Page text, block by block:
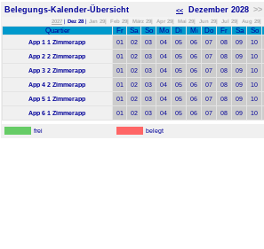
Belegungs-Kalender-Übersicht << Dezember 2028 >>
2027 | Dez 28 | Jan 29| Feb 29| März 29| Apr 29| Mai 29| Jun 29| Jul 29| Aug 29|
Quartier Fr Sa So Mo Di Mi Do Fr Sa So
App 1 1 Zimmerapp
01 02 03 04 05 06 07 08 09 10
App 2 2 Zimmerapp
01 02 03 04 05 06 07 08 09 10
App 3 2 Zimmerapp
01 02 03 04 05 06 07 08 09 10
App 4 2 Zimmerapp
01 02 03 04 05 06 07 08 09 10
App 5 1 Zimmerapp
01 02 03 04 05 06 07 08 09 10
App 6 1 Zimmerapp
01 02 03 04 05 06 07 08 09 10
frei belegt